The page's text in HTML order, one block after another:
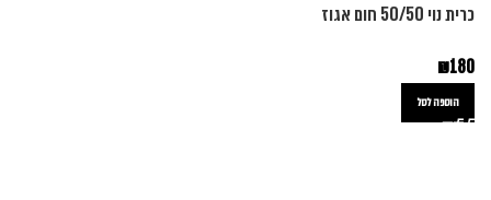
כרית נוי 50/50 חום אגוז
₪180
הוספה לסל